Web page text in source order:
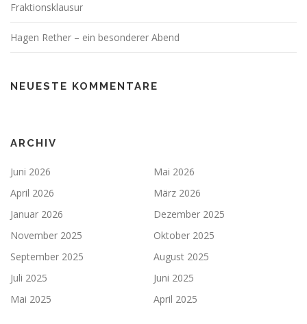
Fraktionsklausur
Hagen Rether – ein besonderer Abend
NEUESTE KOMMENTARE
ARCHIV
Juni 2026
Mai 2026
April 2026
März 2026
Januar 2026
Dezember 2025
November 2025
Oktober 2025
September 2025
August 2025
Juli 2025
Juni 2025
Mai 2025
April 2025